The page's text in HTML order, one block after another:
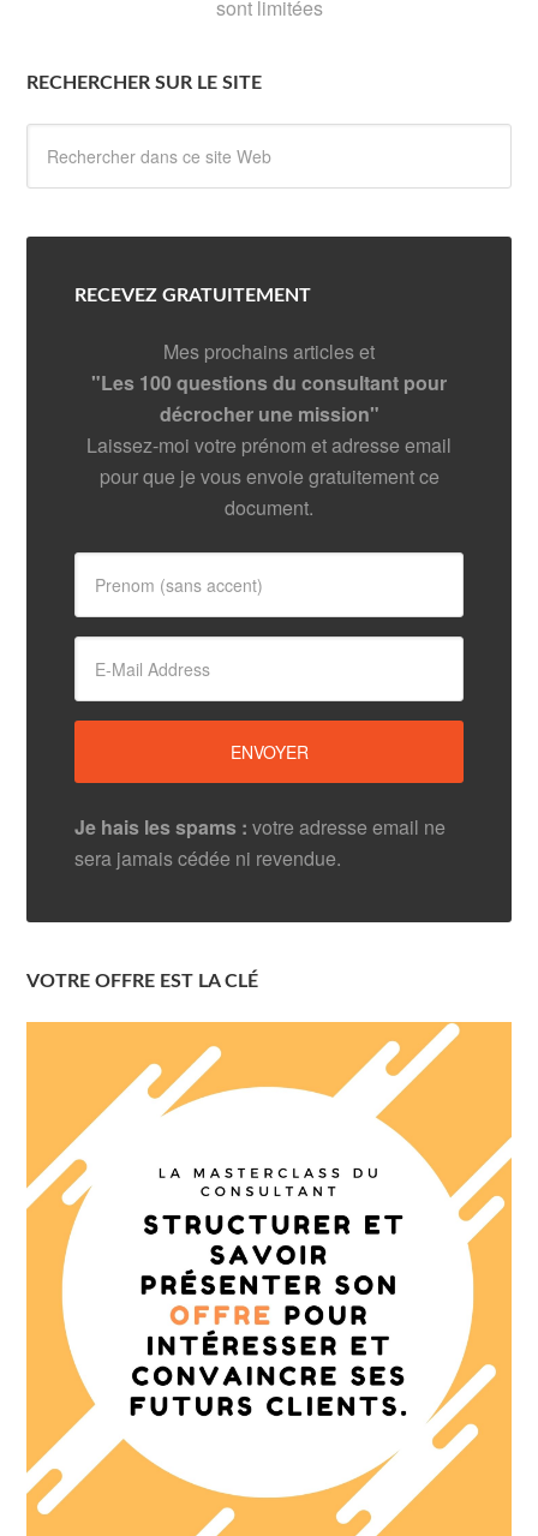
sont limitées
RECHERCHER SUR LE SITE
RECEVEZ GRATUITEMENT
Mes prochains articles et
"Les 100 questions du consultant pour
décrocher une mission"
Laissez-moi votre prénom et adresse email
pour que je vous envoie gratuitement ce
document.
Je hais les spams : votre adresse email ne
sera jamais cédée ni revendue.
VOTRE OFFRE EST LA CLÉ